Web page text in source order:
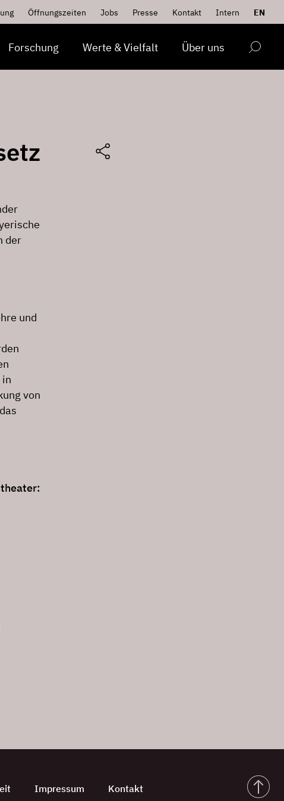
Öffnungszeiten Jobs Presse Kontakt Intern EN
Forschung Werte & Vielfalt Über uns
der
und
in
von
Impressum Kontakt